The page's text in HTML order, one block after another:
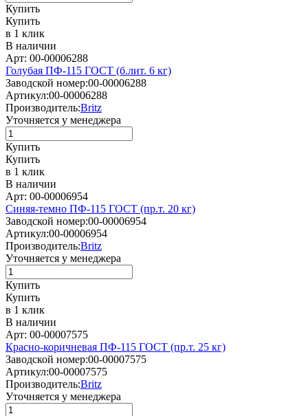
Купить
Купить
в 1 клик
В наличии
Арт: 00-00006288
Голубая ПФ-115 ГОСТ (б.лит. 6 кг)
Заводской номер:00-00006288
Артикул:00-00006288
Производитель:Britz
Уточняется у менеджера
Купить
Купить
в 1 клик
В наличии
Арт: 00-00006954
Синяя-темно ПФ-115 ГОСТ (пр.т. 20 кг)
Заводской номер:00-00006954
Артикул:00-00006954
Производитель:Britz
Уточняется у менеджера
Купить
Купить
в 1 клик
В наличии
Арт: 00-00007575
Красно-коричневая ПФ-115 ГОСТ (пр.т. 25 кг)
Заводской номер:00-00007575
Артикул:00-00007575
Производитель:Britz
Уточняется у менеджера